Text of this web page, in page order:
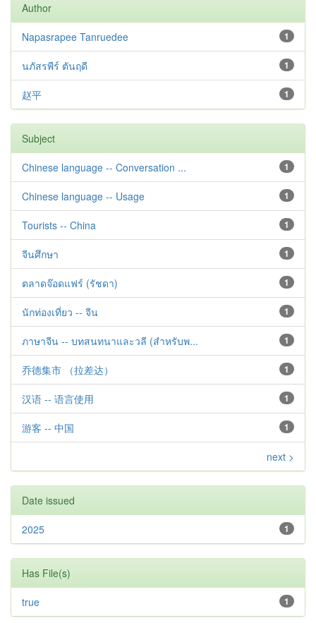
Author
1
Napasrapee Tanruedee
1
นภัสรพีร์ ตันฤดี
1
赵平
Subject
1
Chinese language -- Conversation ...
1
Chinese language -- Usage
1
Tourists -- China
1
จีนศึกษา
1
ตลาดจ๊อดแฟร์ (รัชดา)
1
นักท่องเที่ยว -- จีน
1
ภาษาจีน -- บทสนทนาและวลี (สำหรับพ...
1
乔德集市 （拉差达）
1
汉语 -- 语言使用
1
游客 -- 中国
next >
Date issued
1
2025
Has File(s)
1
true